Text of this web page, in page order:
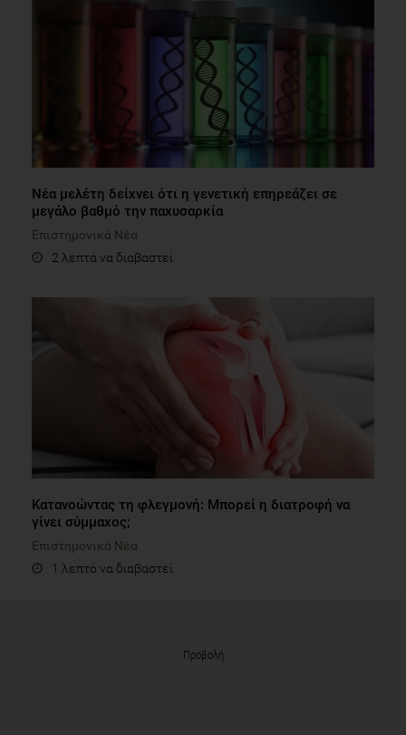
Νέα μελέτη δείχνει ότι η γενετική επηρεάζει σε
μεγάλο βαθμό την παχυσαρκία
Επιστημονικά Νέα
2 λεπτά να διαβαστεί
Κατανοώντας τη φλεγμονή: Μπορεί η διατροφή να
γίνει σύμμαχος;
Επιστημονικά Νέα
1 λεπτό να διαβαστεί
Προβολή